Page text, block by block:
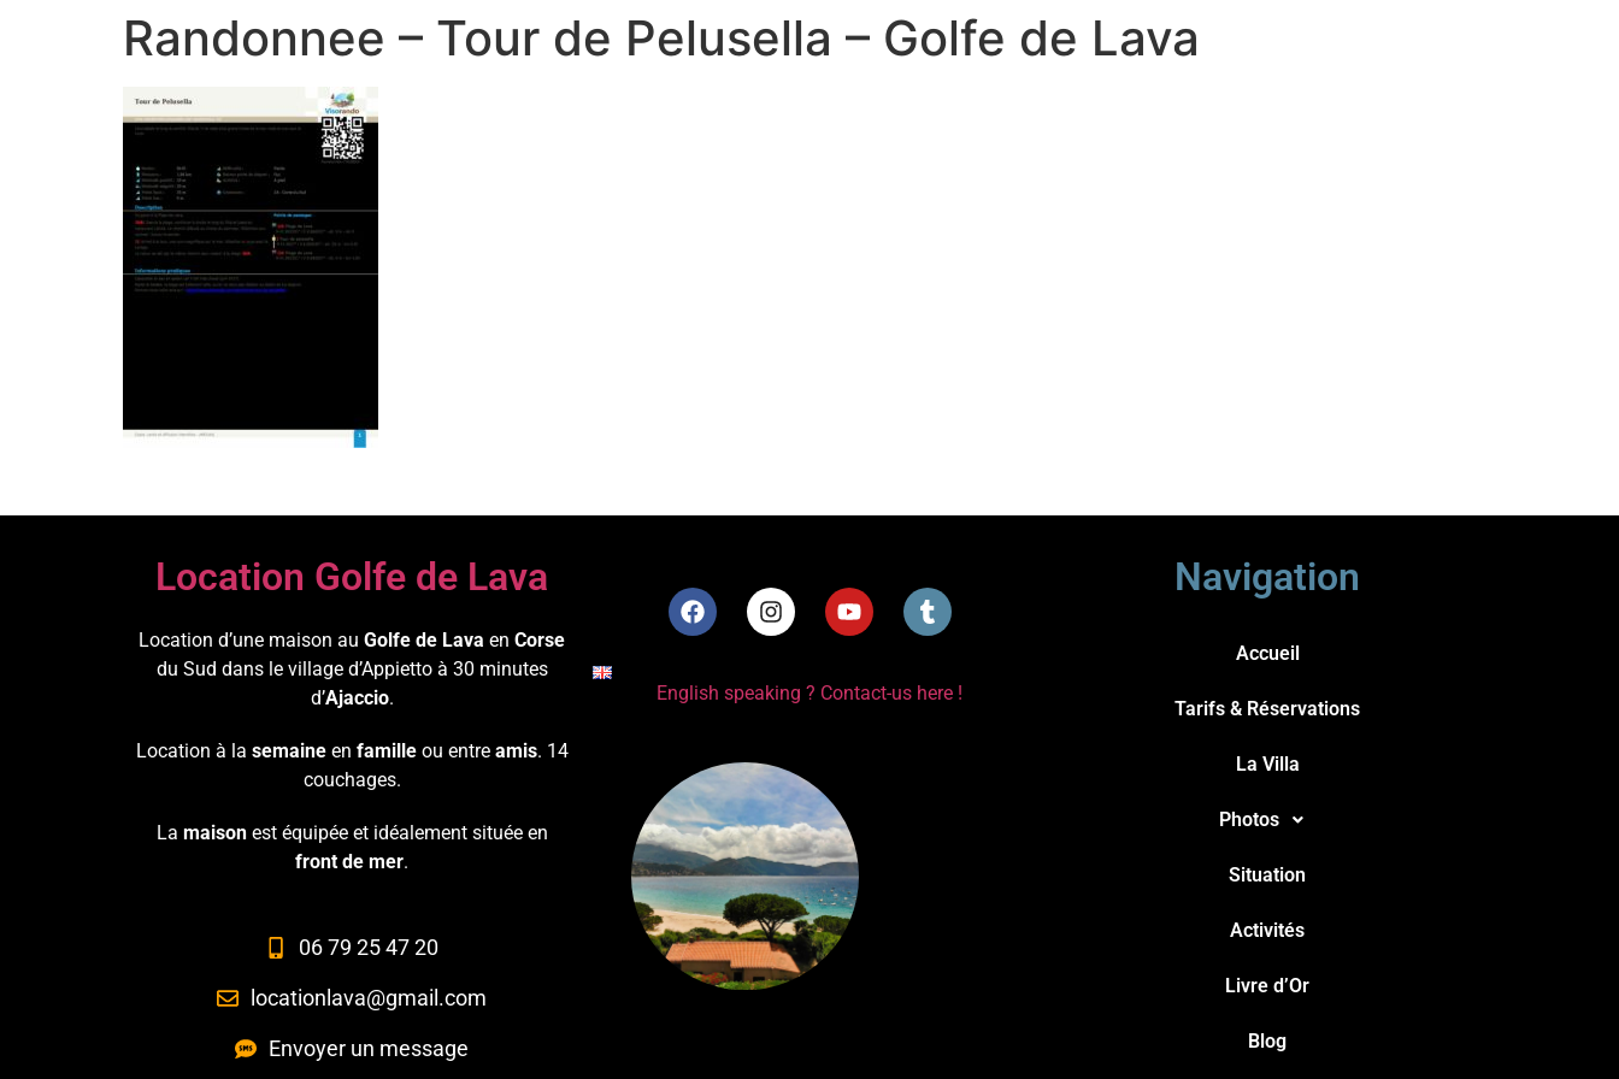
Randonnee – Tour de Pelusella – Golfe de Lava
Location Golfe de Lava
Location d’une maison au Golfe de Lava en Corse
du Sud dans le village d’Appietto à 30 minutes
d’Ajaccio.
Location à la semaineen familleou entre amis. 14
couchages.
La maisonest équipée et idéalement située en
front de mer.
06 79 25 47 20
locationlava@gmail.com
Envoyer un message
English speaking ? Contact-us here !
Navigation
Accueil
Tarifs & Réservations
La Villa
Photos
Situation
Activités
Livre d’Or
Blog